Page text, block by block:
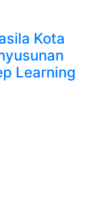
Kota
Learning